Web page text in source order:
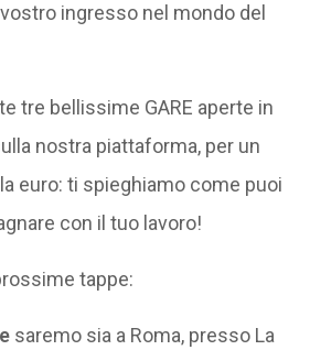
ingresso nel mondo del
tre bellissime GARE aperte in
nostra piattaforma, per un
euro: ti spieghiamo come puoi
con il tuo lavoro!
tappe:
saremo sia a Roma, presso La